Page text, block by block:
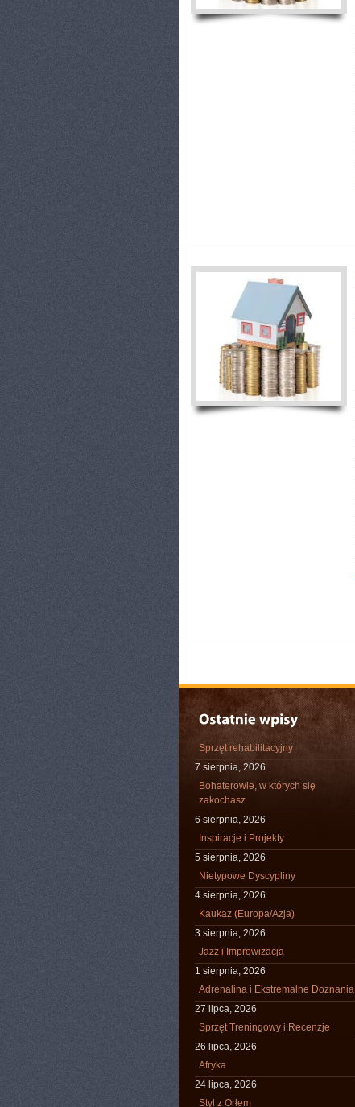
Sprzęt rehabilitacyjny
7 sierpnia, 2026
Bohaterowie, w których się
zakochasz
6 sierpnia, 2026
Inspiracje i Projekty
5 sierpnia, 2026
Nietypowe Dyscypliny
4 sierpnia, 2026
Kaukaz (Europa/Azja)
3 sierpnia, 2026
Jazz i Improwizacja
1 sierpnia, 2026
Adrenalina i Ekstremalne Doznania
27 lipca, 2026
Sprzęt Treningowy i Recenzje
26 lipca, 2026
Afryka
24 lipca, 2026
Styl z Orłem